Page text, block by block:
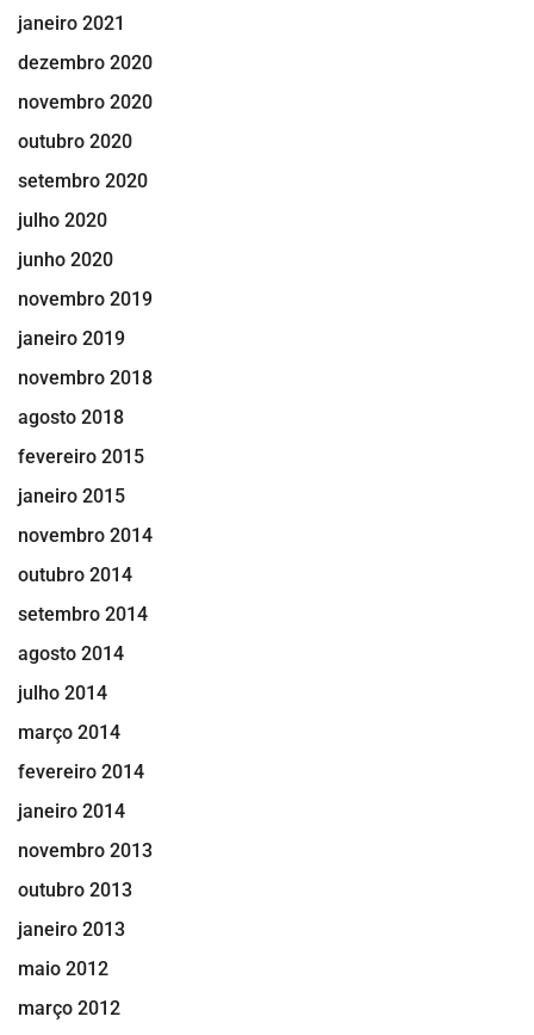
janeiro 2021
dezembro 2020
novembro 2020
outubro 2020
setembro 2020
julho 2020
junho 2020
novembro 2019
janeiro 2019
novembro 2018
agosto 2018
fevereiro 2015
janeiro 2015
novembro 2014
outubro 2014
setembro 2014
agosto 2014
julho 2014
março 2014
fevereiro 2014
janeiro 2014
novembro 2013
outubro 2013
janeiro 2013
maio 2012
março 2012